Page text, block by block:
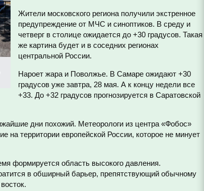
Жители московского региона получили экстренное
предупреждение от МЧС и синоптиков. В среду и
четверг в столице ожидается до +30 градусов. Такая
же картина будет и в соседних регионах
центральной России.
Нароет жара и Поволжье. В Самаре ожидают +30
градусов уже завтра, 28 мая. А к концу недели все
+33. До +32 градусов прогнозируется в Саратовской
дни похожий. Метеорологи из центра «Фобос»
на территории европейской России, которое не минует
формируется область высокого давления.
в обширный барьер, препятствующий обычному